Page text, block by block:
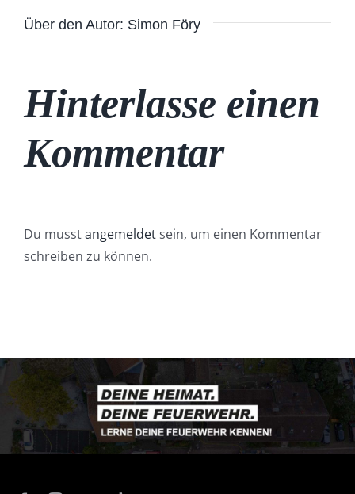
Über den Autor: Simon Föry
Hinterlasse einen
Kommentar
Du musstangemeldetsein, um einen Kommentar
schreiben zu können.